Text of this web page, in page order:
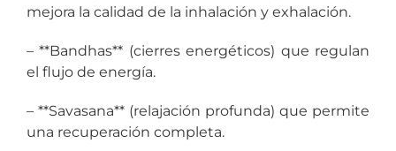
mejora la calidad de la inhalación y exhalación.
– **Bandhas** (cierres energéticos) que regulan
el flujo de energía.
– **Savasana** (relajación profunda) que permite
una recuperación completa.